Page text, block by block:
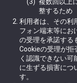
整するため
利用者は、その利
フォン端末等にお
の受理を承諾する
Cookieの受理が拒
く認識できない
に生ずる損害につ
す。